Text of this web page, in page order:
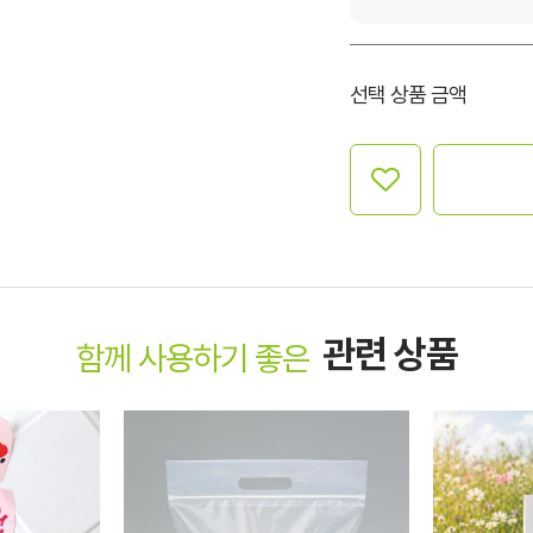
선택 상품 금액
함께 사용하기 좋은 관련 상품